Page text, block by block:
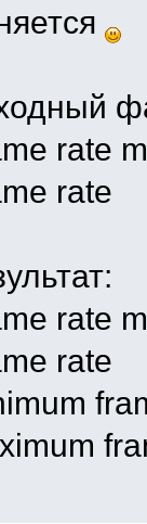
rate
rate